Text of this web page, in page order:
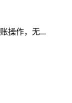
操作，无...